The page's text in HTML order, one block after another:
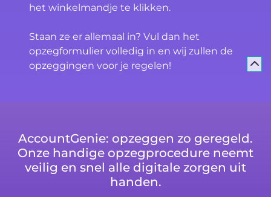
het winkelmandje te klikken.
Staan ze er allemaal in? Vul dan het
opzegformulier volledig in en wij zullen de
opzeggingen voor je regelen!
AccountGenie: opzeggen zo geregeld.
Onze handige opzegprocedure neemt
veilig en snel alle digitale zorgen uit
handen.